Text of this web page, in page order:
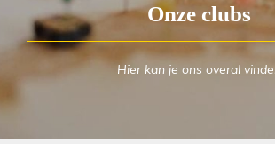
Onze clubs
Hier kan je ons overal